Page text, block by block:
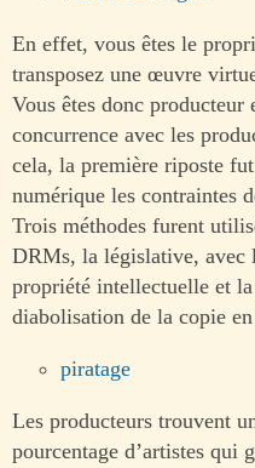
En effet, vous êtes le
transposez une œuvre
Vous êtes donc producteur
concurrence avec les
cela, la première riposte
numérique les contraintes
Trois méthodes furent
DRMs, la législative, avec
propriété intellectuelle et
diabolisation de la copie
piratage
Les producteurs trouvent
pourcentage d’artistes qui